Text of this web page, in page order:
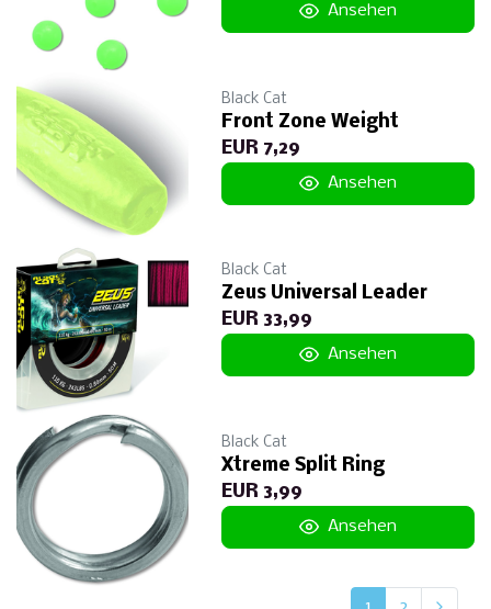
Ansehen
Black Cat
Front Zone Weight
EUR 7,29
Ansehen
Black Cat
Zeus Universal Leader
EUR 33,99
Ansehen
Black Cat
Xtreme Split Ring
EUR 3,99
Ansehen